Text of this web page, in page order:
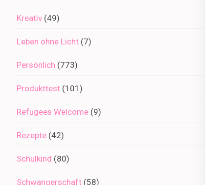
Kreativ (49)
Leben ohne Licht (7)
Persönlich (773)
Produkttest (101)
Refugees Welcome (9)
Rezepte (42)
Schulkind (80)
Schwangerschaft (58)